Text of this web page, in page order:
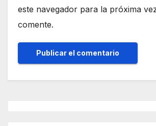
este navegador para la próxima
comente.